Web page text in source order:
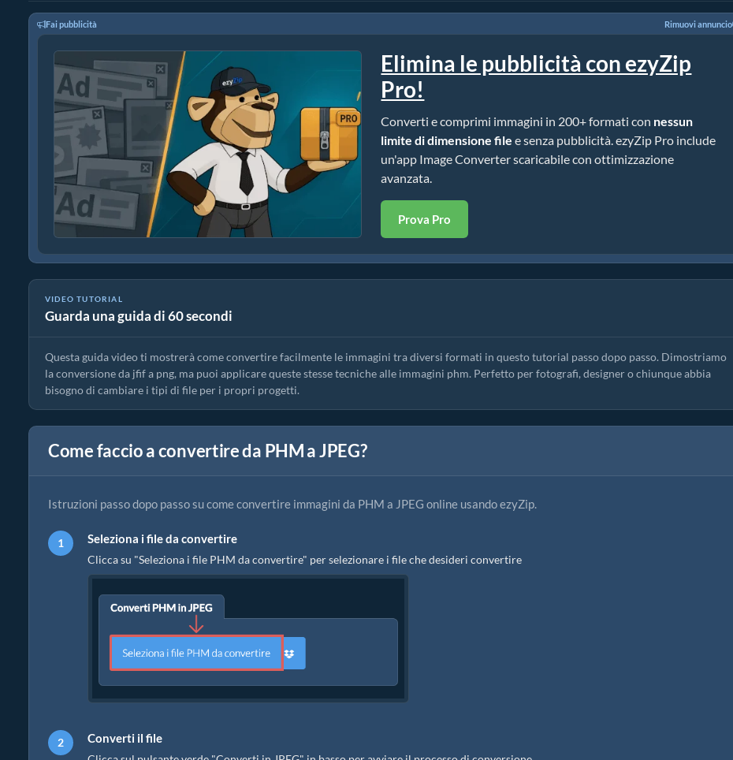
Fai pubblicità Rimuovi annuncio
Elimina le pubblicità con ezyZip
Pro!
Converti e comprimi immagini in 200+ formati con nessun
limite di dimensione file e senza pubblicità. ezyZip Pro include
un'app Image Converter scaricabile con ottimizzazione
avanzata.
Prova Pro
VIDEO TUTORIAL
Guarda una guida di 60 secondi
Come convertire il formato immagine online
Questa guida video ti mostrerà come convertire facilmente le immagini tra diversi formati in questo tutorial passo dopo passo. Dimostriamo
la conversione da jfif a png, ma puoi applicare queste stesse tecniche alle immagini phm. Perfetto per fotografi, designer o chiunque abbia
bisogno di cambiare i tipi di file per i propri progetti.
Come faccio a convertire da PHM a JPEG?
Istruzioni passo dopo passo su come convertire immagini da PHM a JPEG online usando ezyZip.
Seleziona i file da convertire
Clicca su "Seleziona i file PHM da convertire" per selezionare i file che desideri convertire
Converti il file